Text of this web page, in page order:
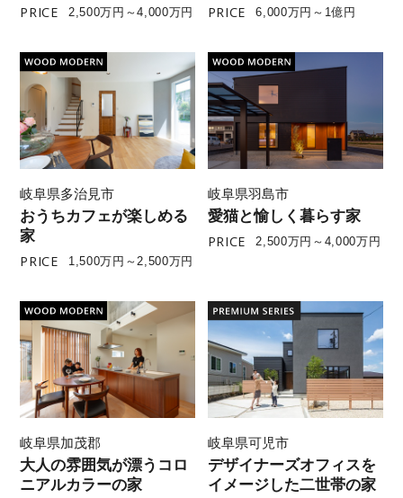
PRICE
2,500万円～4,000万円
PRICE
6,000万円～1億円
岐阜県多治見市
おうちカフェが楽しめる
家
PRICE
1,500万円～2,500万円
岐阜県羽島市
愛猫と愉しく暮らす家
PRICE
2,500万円～4,000万円
岐阜県加茂郡
大人の雰囲気が漂うコロ
ニアルカラーの家
岐阜県可児市
デザイナーズオフィスを
イメージした二世帯の家